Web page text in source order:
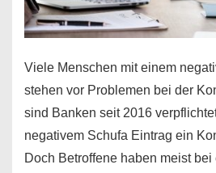
Viele Menschen mit einem
stehen vor Problemen bei der
sind Banken seit 2016
negativem Schufa Eintrag ein
Doch Betroffene haben meist